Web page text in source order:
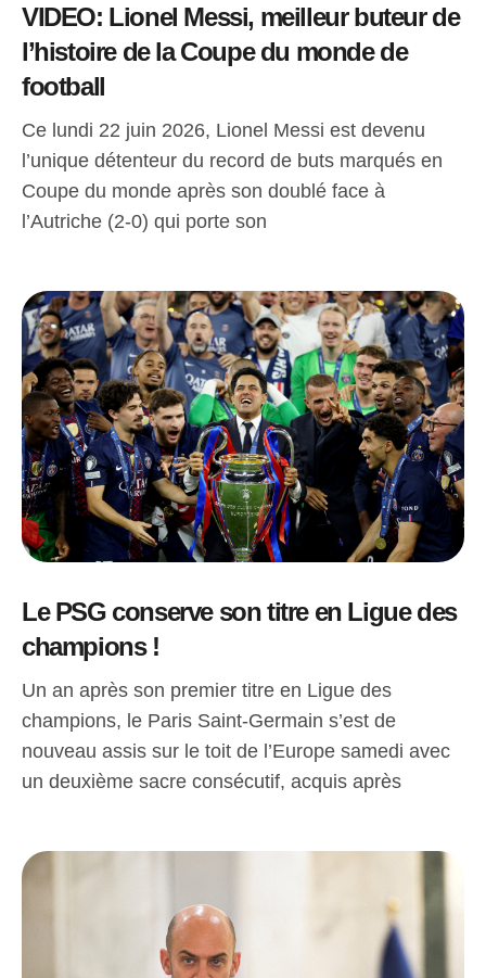
VIDEO: Lionel Messi, meilleur buteur de
l’histoire de la Coupe du monde de
football
Ce lundi 22 juin 2026, Lionel Messi est devenu
l’unique détenteur du record de buts marqués en
Coupe du monde après son doublé face à
l’Autriche (2-0) qui porte son
Le PSG conserve son titre en Ligue des
champions !
Un an après son premier titre en Ligue des
champions, le Paris Saint-Germain s’est de
nouveau assis sur le toit de l’Europe samedi avec
un deuxième sacre consécutif, acquis après